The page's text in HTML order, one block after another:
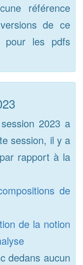
référence
de ce
pour les pdfs
2023 a
session, il y a
rapport à la
de
de la notion
dedans aucun